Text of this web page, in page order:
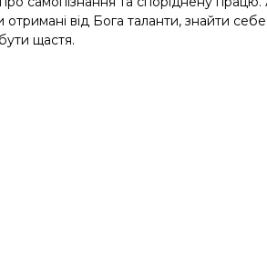
від Бога таланти, знайти
щастя.